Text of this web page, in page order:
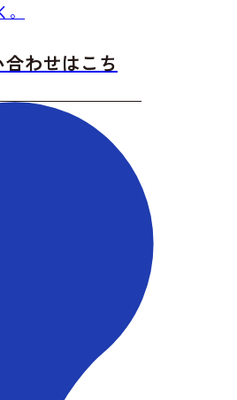
わせはこち